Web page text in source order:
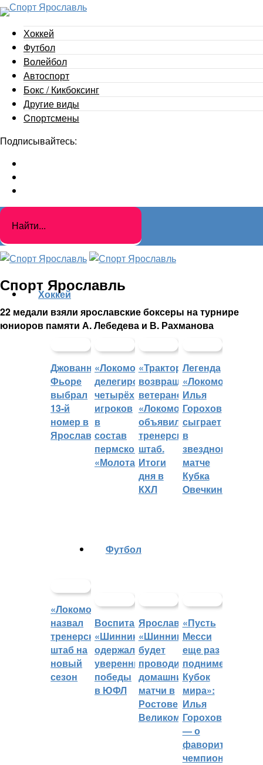
Хоккей
Футбол
Волейбол
Автоспорт
Бокс / Кикбоксинг
Другие виды
Cпортсмены
Подписывайтесь:
Спорт Ярославль
22 медали взяли ярославские боксеры на турнире
юниоров памяти А. Лебедева и В. Рахманова
Хоккей
Джованни
Фьоре
выбрал
13-й
номер в
Ярославле
«Локомотив»
делегировал
четырёх
игроков
в
состав
пермского
«Молота»
«Трактор»
возвращает
ветеранов,
«Локомотив»
объявил
тренерский
штаб.
Итоги
дня в
КХЛ
Легенда
«Локомотива»
Илья
Горохов
сыграет
в
звездном
матче
Кубка
Овечкина
«Локомотив»
назвал
тренерский
штаб на
новый
сезон
Футбол
Воспитанники
«Шинника»
одержали
уверенные
победы
в ЮФЛ
Ярославский
«Шинник»
будет
проводить
домашние
матчи в
Ростове
Великом
«Пусть
Месси
еще раз
поднимет
Кубок
мира»:
Илья
Горохов
— о
фаворитах
чемпионата